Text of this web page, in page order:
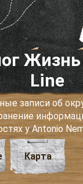
Жизнь
Line
записи об
у Antonio
Карта